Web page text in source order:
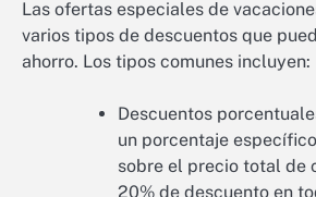
Las ofertas especiales de
varios tipos de descuentos que
ahorro. Los tipos comunes incluyen:
Descuentos
un porcentaje
sobre el precio total de
20% de descuento en